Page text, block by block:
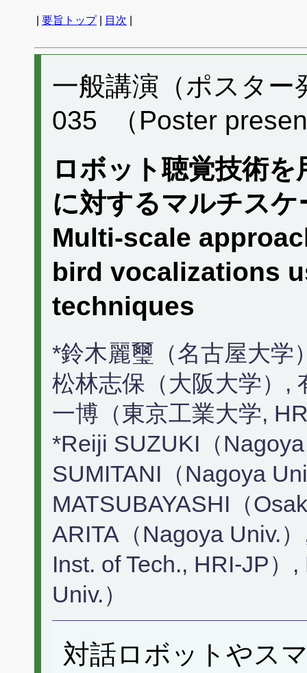
要旨トップ| 目次
一般講演（ポスター
035 （Poster
ロボット聴覚技術
に対するマルチス
Multi-scale
bird vocalizations
techniques
*鈴木麗璽（名古屋大学
松林志保（大阪大学）,
一博（東京工業大学,
*Reiji SUZUKI（
SUMITANI（Nagoya
MATSUBAYASHI（
ARITA（Nagoya Univ.
Inst. of Tech., HRI-JP）
Univ.）
対話ロボットやス